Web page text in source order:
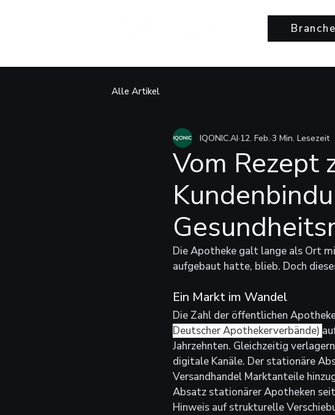
Branche
Alle Artikel
Vom Rezept
IQONIC.AI 12. Feb. 3 Min. Lesezeit
Die Apotheke galt lange als Ort
aufgebaut hatte, blieb. Doch
Ein Markt im Wandel
Die Zahl der öffentlichen
Deutscher Apothekerverbände)
Jahrzehnten. Gleichzeitig
digitale Kanäle. Der stationäre
Versandhandel Marktanteile
Absatz stationärer Apotheken
Hinweis auf strukturelle